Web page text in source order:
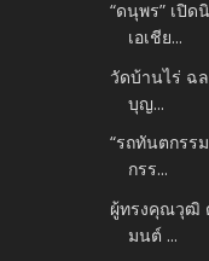
“ดนุพร” เปิ
เอเชีย...
วัดบ้านไร่ ฉ
บุญ...
“รถทันตกรร
กรร...
ผู้ทรงคุณวุฒิ
มนต์ ...